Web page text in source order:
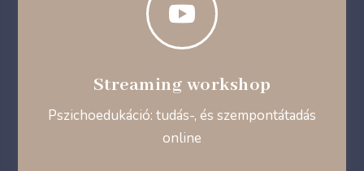

Streaming workshop
Pszichoedukáció: tudás-, és szempontátadás
online